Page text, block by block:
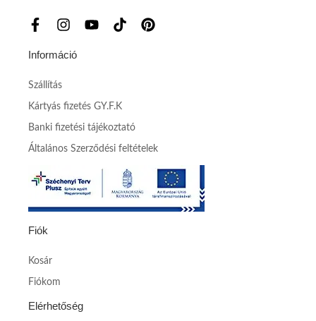
Információ
Szállítás
Kártyás fizetés GY.F.K
Banki fizetési tájékoztató
Általános Szerződési feltételek
Fiók
Kosár
Fiókom
Elérhetőség